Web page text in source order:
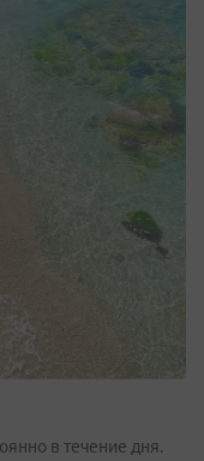
в течение дня.